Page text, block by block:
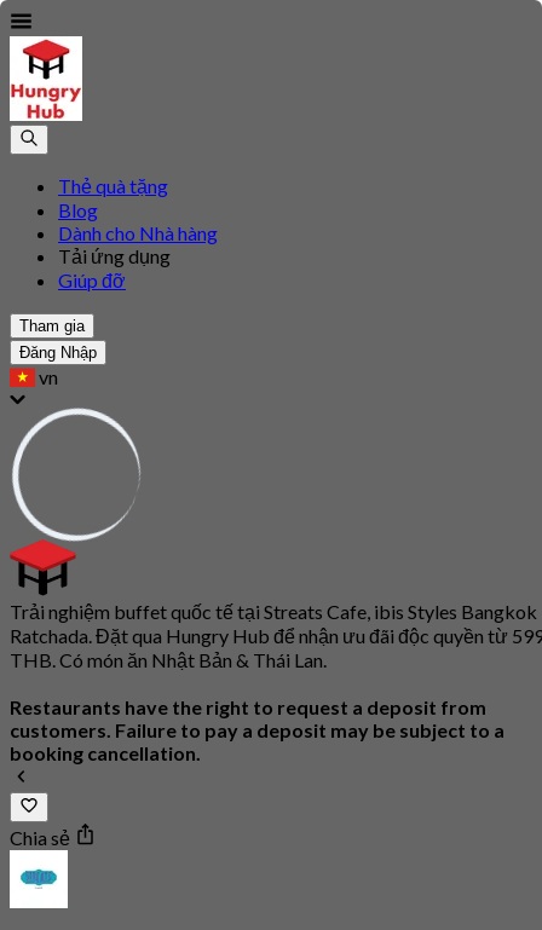
Thẻ quà tặng
Blog
Dành cho Nhà hàng
Tải ứng dụng
Giúp đỡ
Tham gia
Đăng Nhập
vn
Trải nghiệm buffet quốc tế tại Streats Cafe, ibis Styles Bangkok
Ratchada. Đặt qua Hungry Hub để nhận ưu đãi độc quyền từ
THB. Có món ăn Nhật Bản & Thái Lan.
Restaurants have the right to request a deposit from
customers. Failure to pay a deposit may be subject to a
booking cancellation.
Chia sẻ